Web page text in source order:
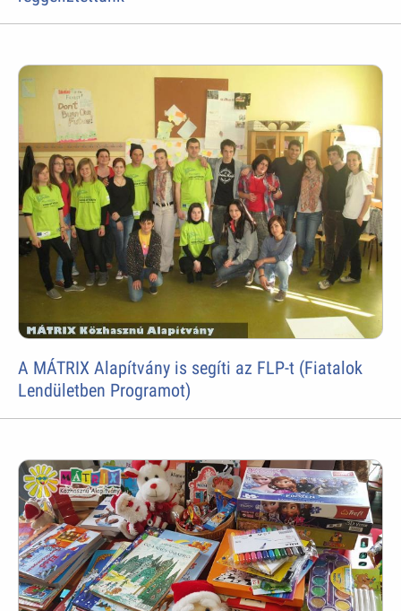
A MÁTRIX Alapítvány is segíti az FLP-t (Fiatalok
Lendületben Programot)